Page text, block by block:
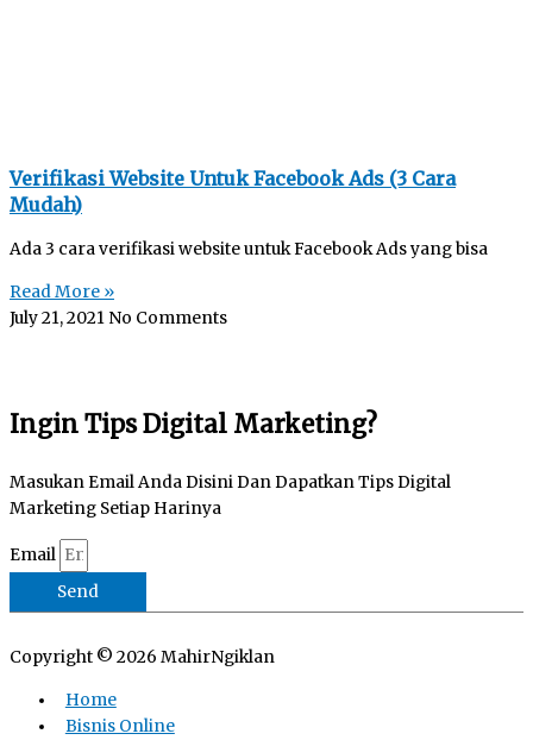
Verifikasi Website Untuk Facebook Ads (3 Cara
Mudah)
Ada 3 cara verifikasi website untuk Facebook Ads yang bisa
Read More »
July 21, 2021 No Comments
Ingin Tips Digital Marketing?
Masukan Email Anda Disini Dan Dapatkan Tips Digital
Marketing Setiap Harinya
Email
Send
Copyright © 2026 MahirNgiklan
Home
Bisnis Online